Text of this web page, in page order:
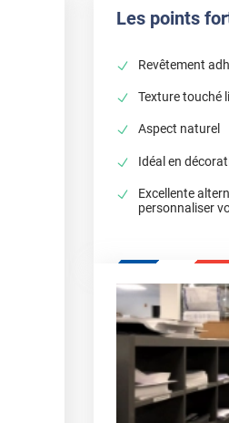
Les points
Revêtement
Texture touché
Aspect naturel
Idéal en
Excellente
personnaliser